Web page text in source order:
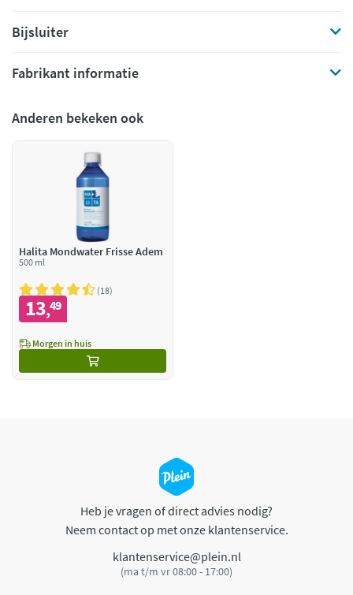
Bijsluiter
Fabrikant informatie
Anderen bekeken ook
Halita Mondwater Frisse Adem
500 ml
18
13,49
Morgen in huis
Heb je vragen of direct advies nodig?
Neem contact op met onze klantenservice.
klantenservice@plein.nl
(ma t/m vr 08:00 - 17:00)